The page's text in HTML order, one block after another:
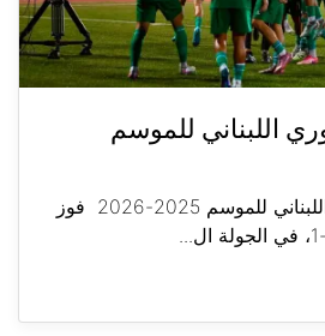
اللبناني للموسم
الأنصار بطلًا للدوري اللبناني للموسم 2025-2026 فوز